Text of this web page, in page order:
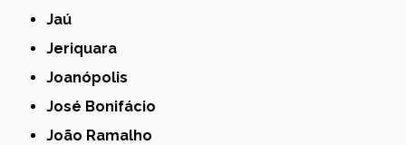
Jaú
Jeriquara
Joanópolis
José Bonifácio
João Ramalho